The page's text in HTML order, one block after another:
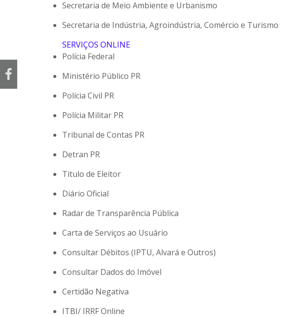
Secretaria de Meio Ambiente e Urbanismo
Secretaria de Indústria, Agroindústria, Comércio e Turismo
SERVIÇOS ONLINE
Polícia Federal
Ministério Público PR
Polícia Civil PR
Polícia Militar PR
Tribunal de Contas PR
Detran PR
Titulo de Eleitor
Diário Oficial
Radar de Transparência Pública
Carta de Serviços ao Usuário
Consultar Débitos (IPTU, Alvará e Outros)
Consultar Dados do Imóvel
Certidão Negativa
ITBI/ IRRF Online